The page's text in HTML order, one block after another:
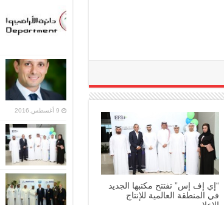
“إي إف إس” تفتتح مكتبها الجديد
في المنطقة العالمية للإنتاج
9 أغسطس,2016